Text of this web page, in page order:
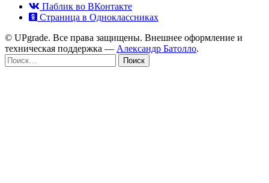
Паблик во ВКонтакте
Страница в Одноклассниках
© UPgrade. Все права защищены. Внешнее оформление и
техническая поддержка — Александр Батолло.
Найти: